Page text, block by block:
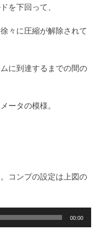
を下回って、
々に圧縮が解除されて
に到達するまでの間の
ータの模様。
コンプの設定は上図の
00:00